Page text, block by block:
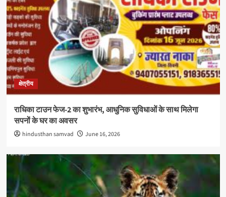
क्षेत्रीय
राधिका टाउन फेज-2 का शुभारंभ, आधुनिक सुविधाओं के साथ मिलेगा
सपनों के घर का अवसर
hindusthan samvad June 16, 2026